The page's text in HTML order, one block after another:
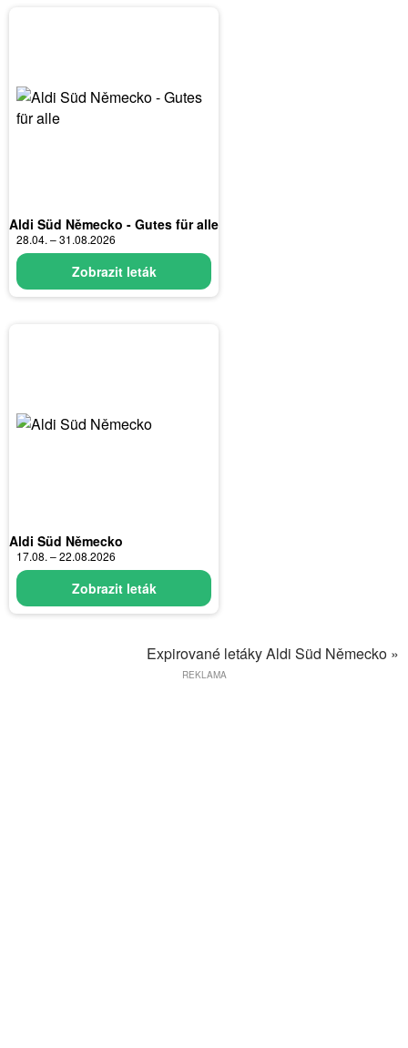
Aldi Süd Německo - Gutes für alle
28.04. – 31.08.2026
Zobrazit leták
Aldi Süd Německo
17.08. – 22.08.2026
Zobrazit leták
Expirované letáky Aldi Süd Německo »
REKLAMA